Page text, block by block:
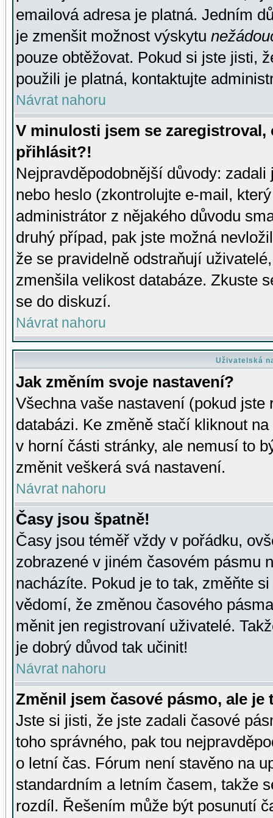
emailová adresa je platná. Jedním
je zmenšit možnost výskytu
pouze obtěžovat. Pokud si jste jisti,
použili je platná, kontaktujte
Návrat nahoru
V minulosti jsem se
přihlásit?!
Nejpravděpodobnější důvody:
nebo heslo (zkontrolujte e-mail,
administrátor z nějakého důvodu
druhý případ, pak jste možná
že se pravidelně odstraňují
zmenšila velikost databáze. Zkuste
se do diskuzí.
Návrat nahoru
Uživatelská
Jak změním svoje nastavení?
Všechna vaše nastavení (pokud
databázi. Ke změně stačí kliknout
v horní části stránky, ale nemusí to
změnit veškerá svá nastavení.
Návrat nahoru
Časy jsou špatně!
Časy jsou téměř vždy v pořádku,
zobrazené v jiném časovém pásmu
nacházíte. Pokud je to tak, změňte
vědomí, že změnou časového
měnit jen registrovaní uživatelé.
je dobrý důvod tak učinit!
Návrat nahoru
Změnil jsem časové pásmo, ale je
Jste si jisti, že jste zadali časové
toho správného, pak tou
o letní čas. Fórum není stavěno na
standardním a letním časem, takže
rozdíl. Řešením může být posunutí